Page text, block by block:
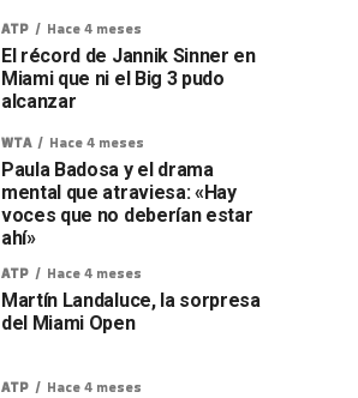
ATP Hace 4 meses
El récord de Jannik Sinner en
Miami que ni el Big 3 pudo
alcanzar
WTA Hace 4 meses
Paula Badosa y el drama
mental que atraviesa: «Hay
voces que no deberían estar
ahí»
ATP Hace 4 meses
Martín Landaluce, la sorpresa
del Miami Open
ATP Hace 4 meses